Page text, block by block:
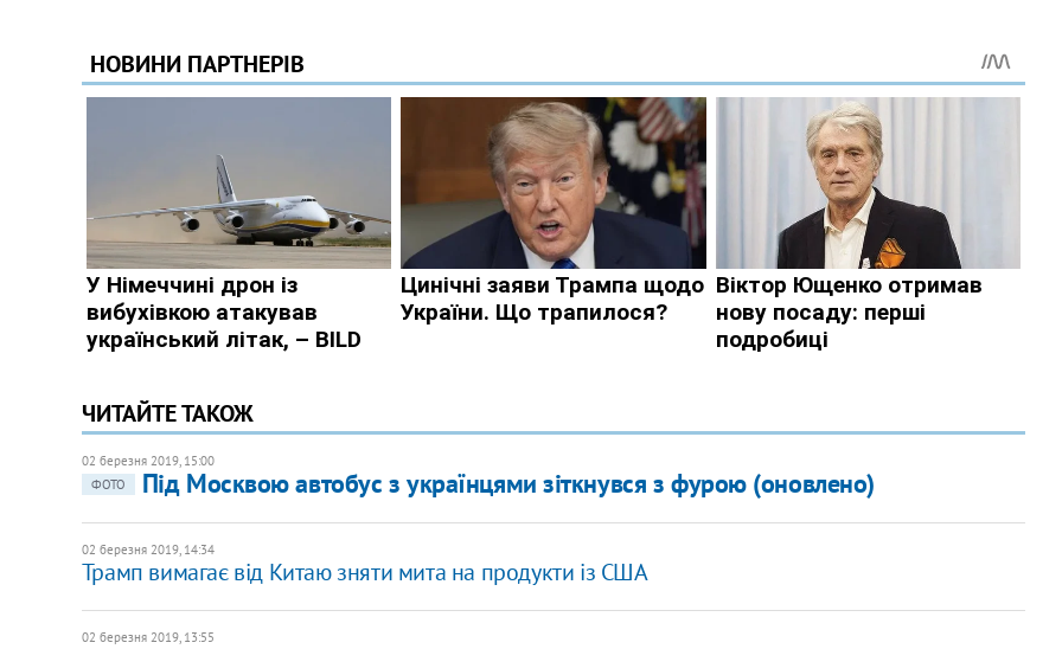
ЧИТАЙТЕ ТАКОЖ
02 березня 2019, 15:00
ФОТО
Під Москвою автобус з українцями зіткнувся з фурою (оновлено)
02 березня 2019, 14:34
Трамп вимагає від Китаю зняти мита на продукти із США
02 березня 2019, 13:55